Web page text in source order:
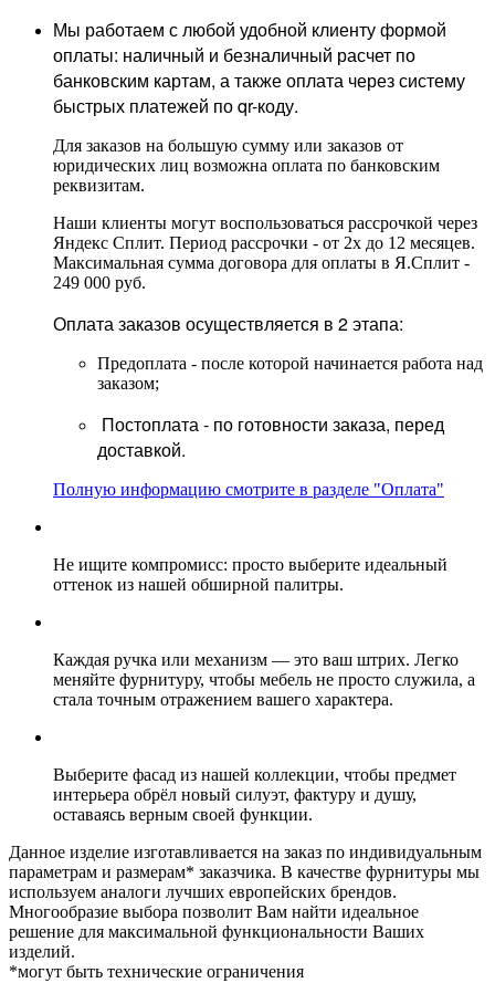
Мы работаем с любой удобной клиенту формой
оплаты: наличный и безналичный расчет по
банковским картам, а также оплата через систему
быстрых платежей по qr-коду.
Для заказов на большую сумму или заказов от
юридических лиц возможна оплата по банковским
реквизитам.
Наши клиенты могут воспользоваться рассрочкой через
Яндекс Сплит. Период рассрочки - от 2х до 12 месяцев.
Максимальная сумма договора для оплаты в Я.Сплит -
249 000 руб.
Оплата заказов осуществляется в 2 этапа:
Предоплата - после которой начинается работа над
заказом;
Постоплата - по готовности заказа, перед
доставкой.
Полную информацию смотрите в разделе "Оплата"
Не ищите компромисс: просто выберите идеальный
оттенок из нашей обширной палитры.
Каждая ручка или механизм — это ваш штрих. Легко
меняйте фурнитуру, чтобы мебель не просто служила, а
стала точным отражением вашего характера.
Выберите фасад из нашей коллекции, чтобы предмет
интерьера обрёл новый силуэт, фактуру и душу,
оставаясь верным своей функции.
Данное изделие изготавливается на заказ по индивидуальным
параметрам и размерам* заказчика. В качестве фурнитуры мы
используем аналоги лучших европейских брендов.
Многообразие выбора позволит Вам найти идеальное
решение для максимальной функциональности Ваших
изделий.
*могут быть технические ограничения